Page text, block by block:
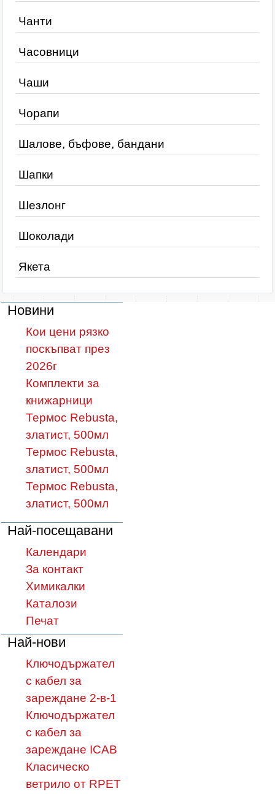
Чанти
Часовници
Чаши
Чорапи
Шалове, бъфове, бандани
Шапки
Шезлонг
Шоколади
Якета
Новини
Кои цени рязко
поскъпват през
2026г
Комплекти за
книжарници
Термос Rebusta,
златист, 500мл
Термос Rebusta,
златист, 500мл
Термос Rebusta,
златист, 500мл
Най-посещавани
Календари
За контакт
Химикалки
Каталози
Печат
Най-нови
Ключодържател
с кабел за
зареждане 2-в-1
Ключодържател
с кабел за
зареждане ICAB
Класическо
ветрило от RPET